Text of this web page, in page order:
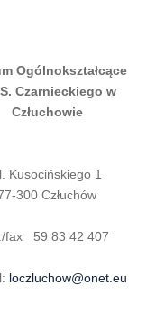
Ogólnokształcące
Czarnieckiego w
Człuchowie
Kusocińskiego 1
300 Człuchów
fax 59 83 42 407
loczluchow@onet.eu